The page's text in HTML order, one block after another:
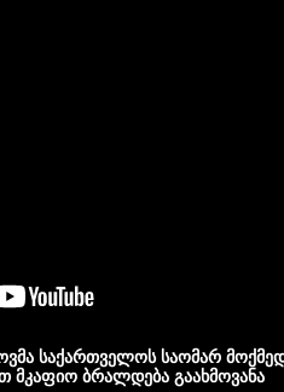
საქართველოს საომარ
მკაფიო ბრალდება გაახმოვანა